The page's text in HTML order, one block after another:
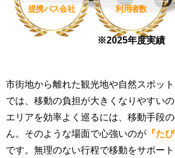
提携バス会社
利用者数
市街地から離れた観光地や自然スポッ
では、移動の負担が大きくなりやすい
エリアを効率よく巡るには、移動手段
ん。そのような場面で心強いのが 『た
です。無理のない行程で移動をサポート